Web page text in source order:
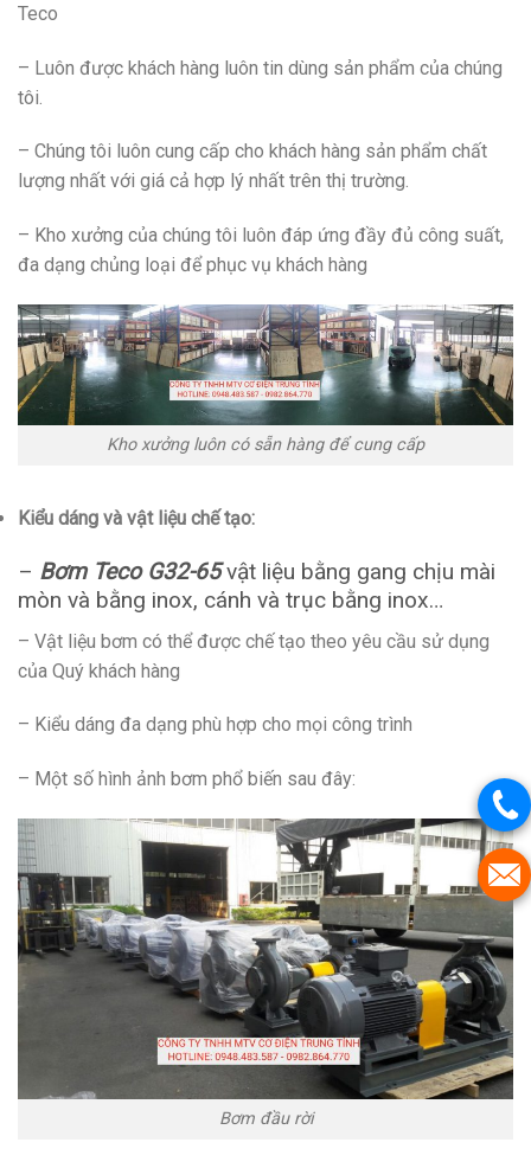
Teco
– Luôn được khách hàng luôn tin dùng sản phẩm của chúng
tôi.
– Chúng tôi luôn cung cấp cho khách hàng sản phẩm chất
lượng nhất với giá cả hợp lý nhất trên thị trường.
– Kho xưởng của chúng tôi luôn đáp ứng đầy đủ công suất,
đa dạng chủng loại để phục vụ khách hàng
Kho xưởng luôn có sẵn hàng để cung cấp
Kiểu dáng và vật liệu chế tạo:
– Bơm Teco G32-65vật liệu bằng gang chịu mài
mòn và bằng inox, cánh và trục bằng inox…
– Vật liệu bơm có thể được chế tạo theo yêu cầu sử dụng
của Quý khách hàng
– Kiểu dáng đa dạng phù hợp cho mọi công trình
– Một số hình ảnh bơm phổ biến sau đây:
Bơm đầu rời